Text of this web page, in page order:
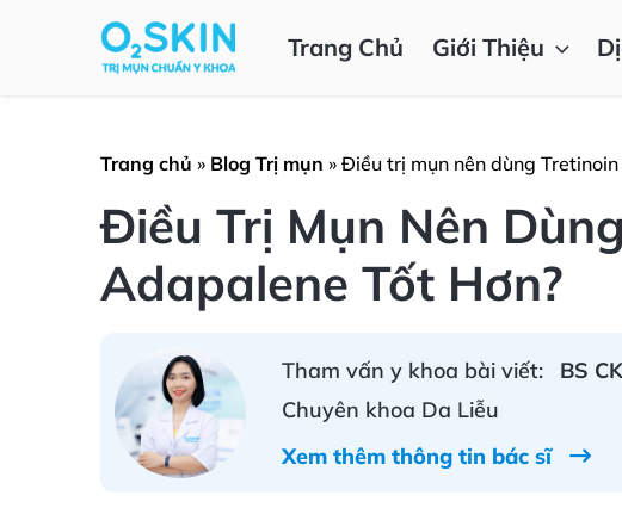
Trang Chủ Giới Thiệu
Trang chủ » Blog Trị mụn » Điều trị mụn nên dùng
Điều Trị Mụn Nên
Adapalene Tốt Hơn?
Tham vấn y khoa bài viết:
BS
Chuyên khoa Da Liễu
Xem thêm thông tin bác sĩ